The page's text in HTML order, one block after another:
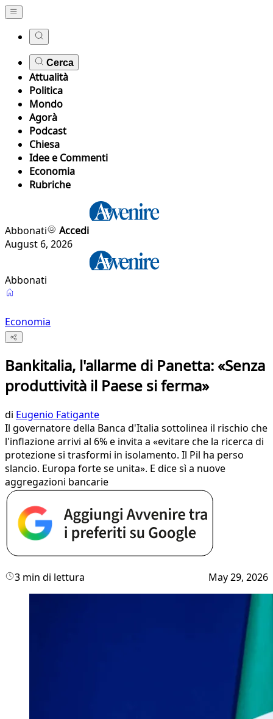
Cerca
Attualità
Politica
Mondo
Agorà
Podcast
Chiesa
Idee e Commenti
Economia
Rubriche
Abbonati
Accedi
August 6, 2026
Abbonati
Economia
Bankitalia, l'allarme di Panetta: «Senza
produttività il Paese si ferma»
di Eugenio Fatigante
Il governatore della Banca d'Italia sottolinea il rischio che
l'inflazione arrivi al 6% e invita a «evitare che la ricerca di
protezione si trasformi in isolamento. Il Pil ha perso
slancio. Europa forte se unita». E dice sì a nuove
aggregazioni bancarie
3 min di lettura May 29, 2026